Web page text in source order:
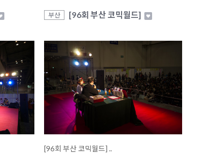
부산 [96회 부산 코믹월드]
[96회 부산 코믹월드] ..